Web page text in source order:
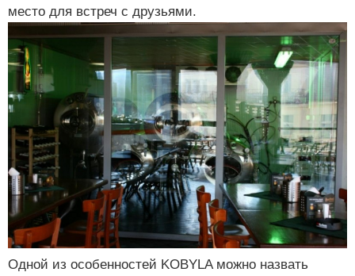
место для встреч с друзьями.
Одной из особенностей KOBYLA можно назвать